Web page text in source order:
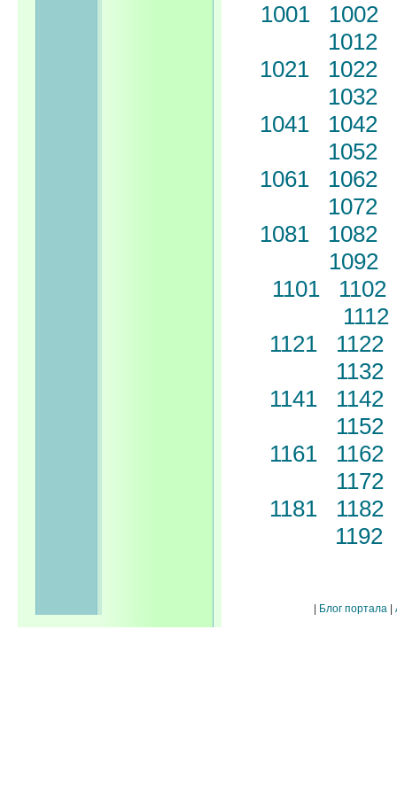
1001 1002
1012
1021
1022
1032
1041
1042
1052
1061
1062
1072
1081
1082
1092
1101
1102
1112
1121
1122
1132
1141
1142
1152
1161
1162
1172
1181
1182
1192
Блог портала